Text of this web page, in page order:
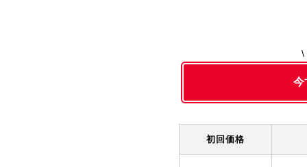
今
初回価格